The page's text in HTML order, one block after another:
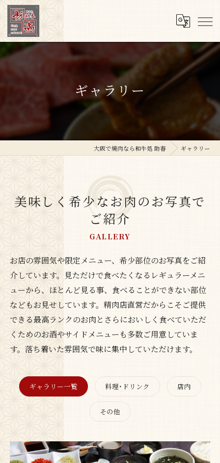
ギャラリー
大阪で焼肉なら和牛処 助春 ギャラリー
美味しく希少なお肉のお写真で
ご紹介
GALLERY
お店の雰囲気や限定メニュー、希少部位のお写真をご紹
介しています。見ただけで食べたくなるレギュラーメニ
ューから、ほとんど見る事、食べることができない部位
などもお見せしています。精肉店直営だからこそご提供
できる最高ランクのお肉とさらにおいしく食べていただ
くためのお酒やサイドメニューも多数ご用意していま
す。落ち着いた雰囲気で味に集中していただけます。
ギャラリー一覧 料理･ドリンク 店内
その他